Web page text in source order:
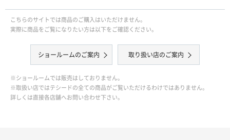
こちらのサイトでは商品のご購入はいただけません。
実際に商品をご覧になりたい方は以下をご確認ください。
ショールームのご案内 取り扱い店のご案内
※ショールームでは販売はしておりません。
※取扱い店ではテシードの全ての商品がご覧いただけるわけではありません。
詳しくは直接各店舗へお問い合わせ下さい。